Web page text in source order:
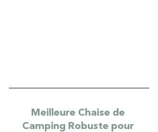
Meilleure Chaise de
Camping Robuste pour